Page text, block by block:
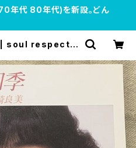
代 80年代)を新設。どん
| soul respect r